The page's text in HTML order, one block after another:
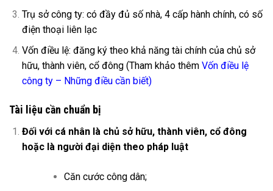
Trụ sở công ty: có đầy đủ số nhà, 4 cấp hành chính, có số
điện thoại liên lạc
Vốn điều lệ: đăng ký theo khả năng tài chính của chủ sở
hữu, thành viên, cổ đông (Tham khảo thêm Vốn điều lệ
công ty – Những điều cần biết)
Tài liệu cần chuẩn bị
Đối với cá nhân là chủ sở hữu, thành viên, cổ đông
hoặc là người đại diện theo pháp luật
Căn cước công dân;